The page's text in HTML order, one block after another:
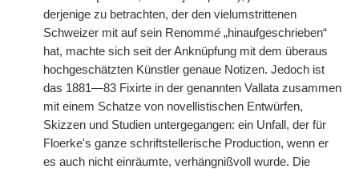
derjenige zu betrachten, der den vielumstrittenen
Schweizer mit auf sein Renommé „hinaufgeschrieben“
hat, machte sich seit der Anknüpfung mit dem überaus
hochgeschätzten Künstler genaue Notizen. Jedoch ist
das 1881—83 Fixirte in der genannten Vallata zusammen
mit einem Schatze von novellistischen Entwürfen,
Skizzen und Studien untergegangen: ein Unfall, der für
Floerke's ganze schriftstellerische Production, wenn er
es auch nicht einräumte, verhängnißvoll wurde. Die